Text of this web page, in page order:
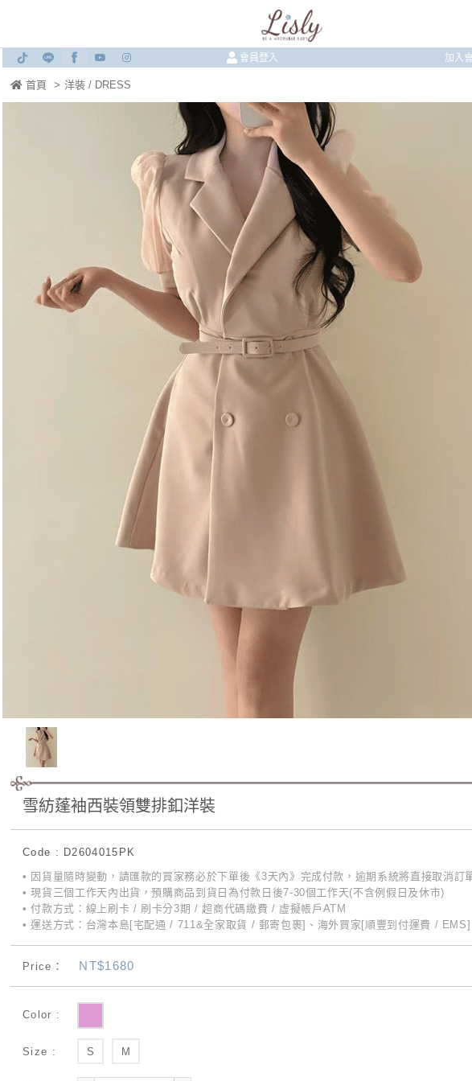
會員登入 加入
首頁 > 洋裝 / DRESS
雪紡蓬袖西裝領雙排釦洋裝
Code : D2604015PK
• 因貨量隨時變動，請匯款的買家務必於下單後《3天內》完成付款，逾期系統將直接取消訂
• 現貨三個工作天內出貨，預購商品到貨日為付款日後7-30個工作天(不含例假日及休市)
• 付款方式：線上刷卡 / 刷卡分3期 / 超商代碼繳費 / 虛擬帳戶ATM
• 運送方式：台灣本島[宅配通 / 711&全家取貨 / 郵寄包裹]、海外買家[順豐到付運費 / EMS]
Price： NT$1680
Color :
Size : S M